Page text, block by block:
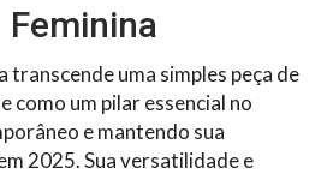
Feminina
transcende uma simples peça de
como um pilar essencial no
e mantendo sua
2025. Sua versatilidade e